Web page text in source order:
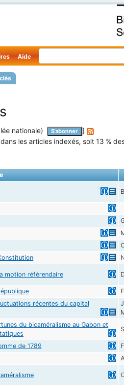
Aide
nationale) S'abonner
]
les articles indexés, soit 13 %
motion référendaire
récentes du capital
du bicaméralisme au Gabon et
de 1789